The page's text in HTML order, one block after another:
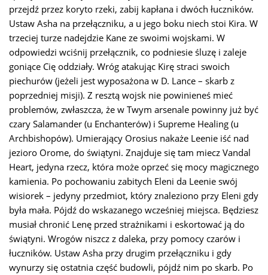
przejdź przez koryto rzeki, zabij kapłana i dwóch łuczników.
Ustaw Asha na przełączniku, a u jego boku niech stoi Kira. W
trzeciej turze nadejdzie Kane ze swoimi wojskami. W
odpowiedzi wciśnij przełącznik, co podniesie śluzę i zaleje
goniące Cię oddziały. Wróg atakując Kirę straci swoich
piechurów (jeżeli jest wyposażona w D. Lance – skarb z
poprzedniej misji). Z resztą wojsk nie powinieneś mieć
problemów, zwłaszcza, że w Twym arsenale powinny już być
czary Salamander (u Enchanterów) i Supreme Healing (u
Archbishopów). Umierający Orosius nakaże Leenie iść nad
jezioro Orome, do świątyni. Znajduje się tam miecz Vandal
Heart, jedyna rzecz, która może oprzeć się mocy magicznego
kamienia. Po pochowaniu zabitych Eleni da Leenie swój
wisiorek – jedyny przedmiot, który znaleziono przy Eleni gdy
była mała. Pójdź do wskazanego wcześniej miejsca. Będziesz
musiał chronić Lenę przed strażnikami i eskortować ją do
świątyni. Wrogów niszcz z daleka, przy pomocy czarów i
łuczników. Ustaw Asha przy drugim przełączniku i gdy
wynurzy się ostatnia część budowli, pójdź nim po skarb. Po